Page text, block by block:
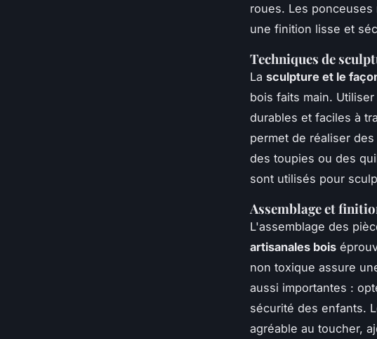
roues. Les
une finition lisse et
Techniques de
La sculpture et le
bois faits main.
durables et faciles à
permet de réaliser
des toupies ou des
sont utilisés pour
Assemblage et
L'assemblage des
artisanales bois
non toxique assure
aussi importantes :
sécurité des enfants.
agréable au toucher,